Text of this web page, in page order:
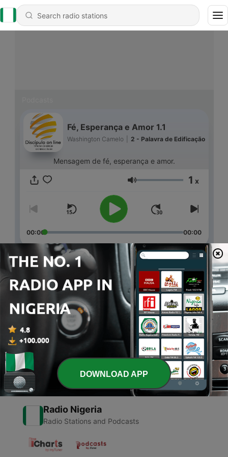
Fé, Esperança e Amor 1.1
Washington Camelo 2 - Palavra de Edificação
Mensagem de fé, esperança e amor.
Volume 1 x
00:00 00:00
Episodes
Palavra de Edificação
22 May 2021
1 - April 1, 2021
01 Apr 2021
Radio Nigeria
Radio Stations and Podcasts
DOWNLOAD APP